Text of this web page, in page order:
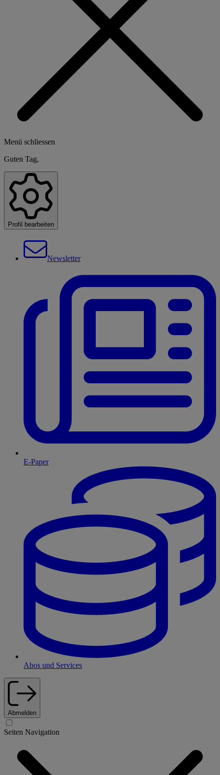
Menü schliessen
Guten Tag,
Profil bearbeiten
Newsletter
E-Paper
Abos und Services
Abmelden
Seiten Navigation